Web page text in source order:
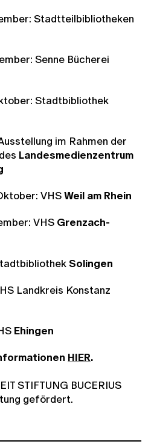
Stadtteilbibliotheken
Senne Bücherei
Stadtbibliothek
im Rahmen der
Landesmedienzentrum
VHSWeil am Rhein
VHS Grenzach-
Solingen
Landkreis Konstanz
Ehingen
HIER.
STIFTUNG BUCERIUS
gefördert.